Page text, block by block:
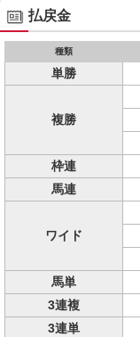
払戻金
種類
単勝
複勝
枠連
馬連
ワイド
馬単
3連複
3連単